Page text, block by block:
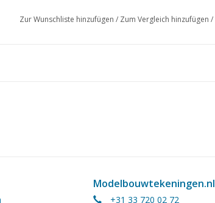
Zur Wunschliste hinzufügen / Zum Vergleich hinzufügen /
Modelbouwtekeningen.nl
+31 33 720 02 72